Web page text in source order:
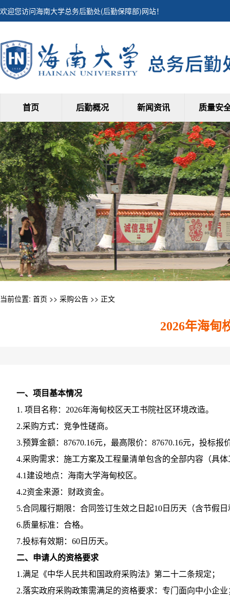
欢迎您访问海南大学总务后勤处(后勤保障部)网站！
首页 后勤概况 新闻资讯 质量安
当前位置: 首页 >> 采购公告 >> 正文
2026年海甸
一、项目基本情况
1. 项目名称：2026年海甸校区天工书院社区环境改造。
2.采购方式：竞争性磋商。
3.预算金额：87670.16元，最高限价：87670.16元，投标
4.采购需求：施工方案及工程量清单包含的全部内容（具
4.1建设地点：海南大学海甸校区。
4.2资金来源：财政资金。
5.合同履行期限：合同签订生效之日起10日历天（含节假
6.质量标准：合格。
7.投标有效期：60日历天。
二、申请人的资格要求
1.满足《中华人民共和国政府采购法》第二十二条规定；
2.落实政府采购政策需满足的资格要求：专门面向中小企业